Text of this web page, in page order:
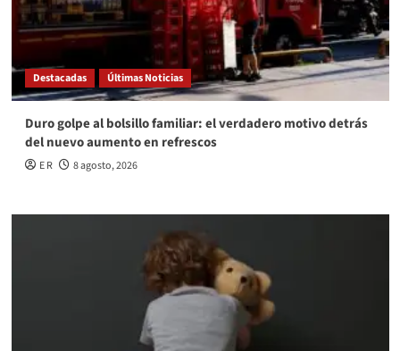
Destacadas Últimas Noticias
Duro golpe al bolsillo familiar: el verdadero motivo detrás
del nuevo aumento en refrescos
E R 8 agosto, 2026